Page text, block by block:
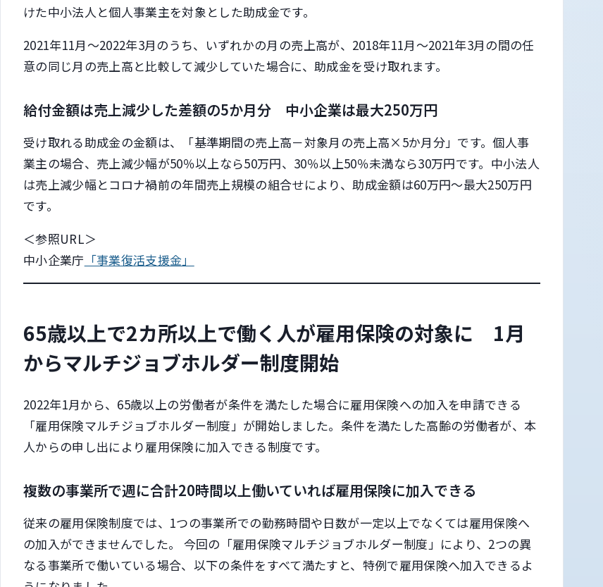
けた中小法人と個人事業主を対象とした助成金です。
2021年11月～2022年3月のうち、いずれかの月の売上高が、2018年11月～2021年3月の間の任
意の同じ月の売上高と比較して減少していた場合に、助成金を受け取れます。
給付金額は売上減少した差額の5か月分 中小企業は最大250万円
受け取れる助成金の金額は、「基準期間の売上高－対象月の売上高×5か月分」です。個人事
業主の場合、売上減少幅が50％以上なら50万円、30％以上50％未満なら30万円です。中小法人
は売上減少幅とコロナ禍前の年間売上規模の組合せにより、助成金額は60万円～最大250万円
です。
＜参照URL＞
中小企業庁 「事業復活支援金」
65歳以上で2カ所以上で働く人が雇用保険の対象に 1月
からマルチジョブホルダー制度開始
2022年1月から、65歳以上の労働者が条件を満たした場合に雇用保険への加入を申請できる
「雇用保険マルチジョブホルダー制度」が開始しました。条件を満たした高齢の労働者が、本
人からの申し出により雇用保険に加入できる制度です。
複数の事業所で週に合計20時間以上働いていれば雇用保険に加入できる
従来の雇用保険制度では、1つの事業所での勤務時間や日数が一定以上でなくては雇用保険へ
の加入ができませんでした。 今回の「雇用保険マルチジョブホルダー制度」により、2つの異
なる事業所で働いている場合、以下の条件をすべて満たすと、特例で雇用保険へ加入できるよ